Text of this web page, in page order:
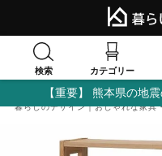
検索 カテゴリー
【重要】 熊本県の地
暮らしのデザイン｜おしゃれな家具